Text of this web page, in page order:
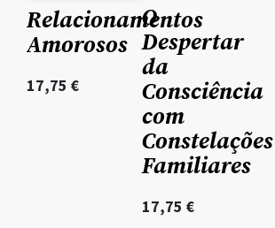
Relacionamentos
Amorosos
17,75 €
O
Despertar
da
Consciência
com
Constelações
Familiares
17,75 €